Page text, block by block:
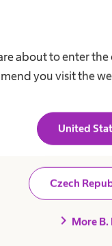
about to enter the
you visit the
United
Czech
chevron_right More B.